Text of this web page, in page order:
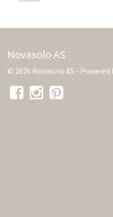
Novasolo AS
© 2026 Novasolo AS - Powered